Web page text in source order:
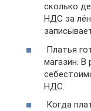
сколько
НДС за
Платья
магазин. В
НДС.
Когда